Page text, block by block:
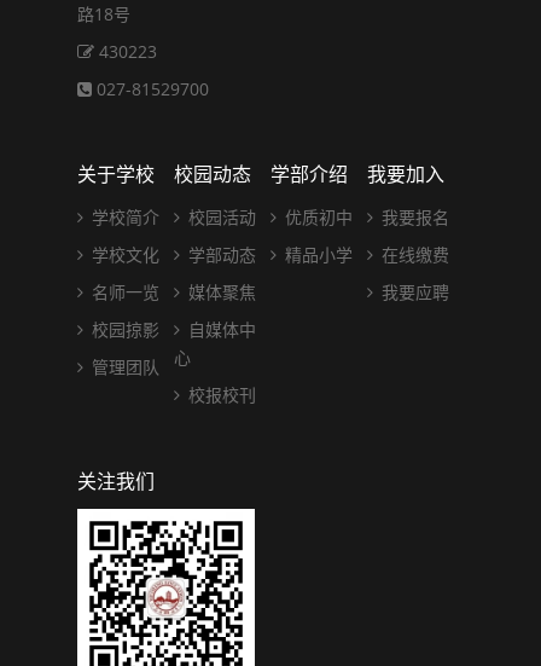
路18号
430223
027-81529700
关于学校
学校简介
学校文化
名师一览
校园掠影
管理团队
校园动态
校园活动
学部动态
媒体聚焦
自媒体中
心
校报校刊
学部介绍
优质初中
精品小学
我要加入
我要报名
在线缴费
我要应聘
关注我们